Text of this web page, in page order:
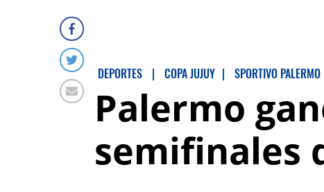
DEPORTES | COPA JUJUY | SPORTIVO PALERMO
Palermo
semifinales